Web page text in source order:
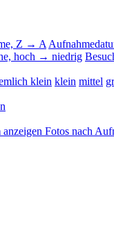
Z → A
hoch → niedrig
klein klein mittel
Fotos nach